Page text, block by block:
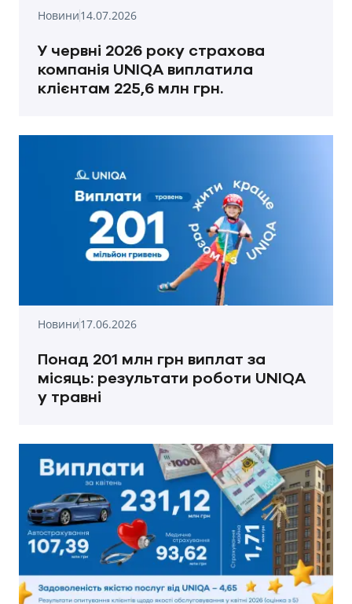
Новини14.07.2026
У червні 2026 року страхова
компанія UNIQA виплатила
клієнтам 225,6 млн грн.
Новини17.06.2026
Понад 201 млн грн виплат за
місяць: результати роботи UNIQA
у травні